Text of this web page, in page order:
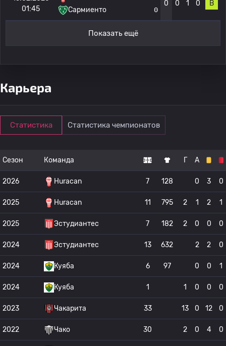
01:45
Сармиенто
0
0 0 1 0 В
Показать ещё
Карьера
Статистика Статистика чемпионатов
Сезон Команда Г А
2026 Huracan 7 128 0 3 0
2025 Huracan 11 795 2 1 2 1
2025 Эстудиантес 7 182 2 0 0 0
2024 Эстудиантес 13 632 2 2 0
2024 Куяба 6 97 0 0 1
2024 Куяба 1 1 0 0 0
2023 Чакарита 33 13 0 12 0
2022 Чако 30 2 0 4 0